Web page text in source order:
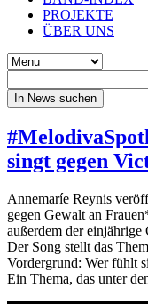
PROJEKTE
ÜBER UNS
In News suchen
singt gegen
Annemaríe Reynis
gegen Gewalt an
außerdem der
Der Song stellt das
Vordergrund: Wer fühlt
Ein Thema, das unter